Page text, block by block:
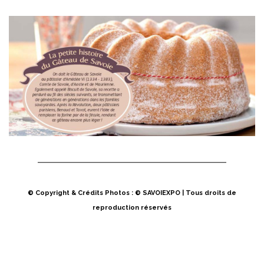
© Copyright & Crédits Photos : © SAVOIEXPO | Tous droits de
reproduction réservés